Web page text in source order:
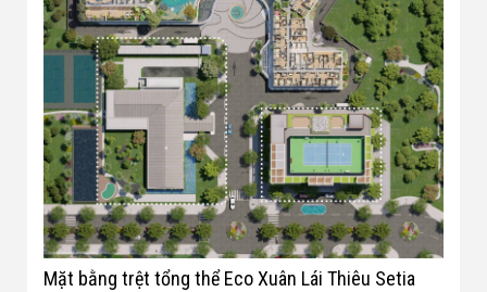
Mặt bằng trệt tổng thể Eco Xuân Lái Thiêu Setia